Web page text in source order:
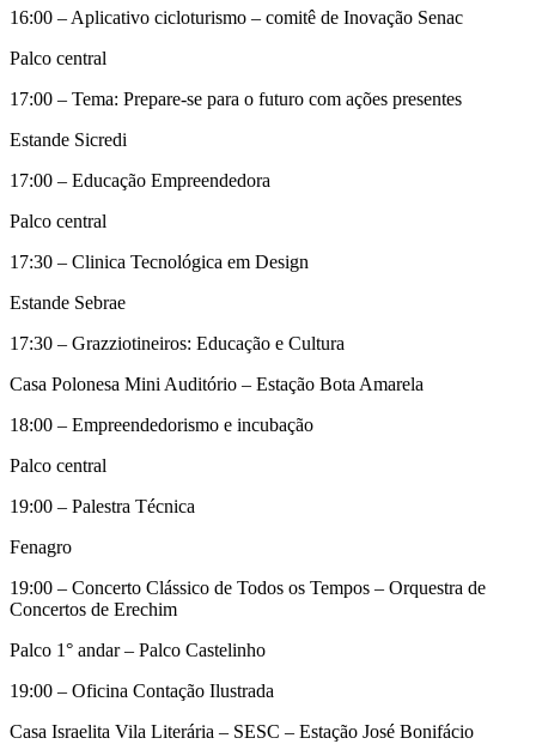
16:00 – Aplicativo cicloturismo – comitê de Inovação Senac
Palco central
17:00 – Tema: Prepare-se para o futuro com ações presentes
Estande Sicredi
17:00 – Educação Empreendedora
Palco central
17:30 – Clinica Tecnológica em Design
Estande Sebrae
17:30 – Grazziotineiros: Educação e Cultura
Casa Polonesa Mini Auditório – Estação Bota Amarela
18:00 – Empreendedorismo e incubação
Palco central
19:00 – Palestra Técnica
Fenagro
19:00 – Concerto Clássico de Todos os Tempos – Orquestra de
Concertos de Erechim
Palco 1° andar – Palco Castelinho
19:00 – Oficina Contação Ilustrada
Casa Israelita Vila Literária – SESC – Estação José Bonifácio